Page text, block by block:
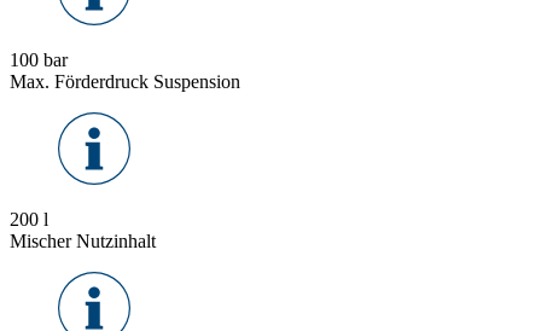
100 bar
Max. Förderdruck Suspension
200 l
Mischer Nutzinhalt